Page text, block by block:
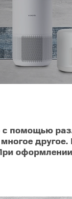
TCL 50
TCL 60
TCL 70
помощью